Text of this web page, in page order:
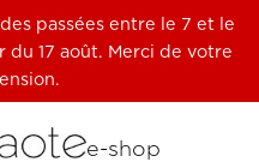
passées entre le 7 et le
du 17 août. Merci de votre
e-shop